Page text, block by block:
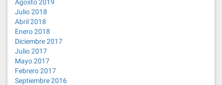
Agosto 2019
Julio 2018
Abril 2018
Enero 2018
Diciembre 2017
Julio 2017
Mayo 2017
Febrero 2017
Septiembre 2016